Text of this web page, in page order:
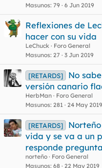
Masunos 79 6 Jun 2019
Reflexiones de
hacer con su vida
LeChuck
Foro General
Masunos 27 3 Jun 2019
[RETARDS]
No
versión canario
HerbMan
Foro General
Masunos 281 24 May 2019
[RETARDS]
vida y se va a un
responde
norteño
Foro General
Masunos 68 22 May 2019